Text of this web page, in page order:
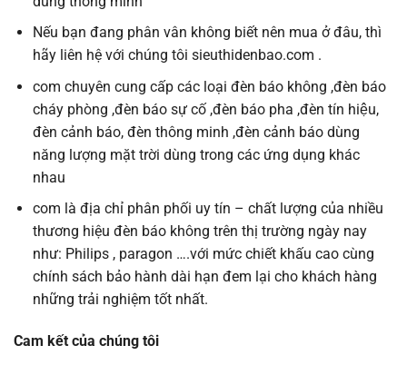
Nếu bạn đang phân vân không biết nên mua ở đâu, thì
hãy liên hệ với chúng tôi sieuthidenbao.com .
com chuyên cung cấp các loại đèn báo không ,đèn báo
cháy phòng ,đèn báo sự cố ,đèn báo pha ,đèn tín hiệu,
đèn cảnh báo, đèn thông minh ,đèn cảnh báo dùng
năng lượng mặt trời dùng trong các ứng dụng khác
nhau
com là địa chỉ phân phối uy tín – chất lượng của nhiều
thương hiệu đèn báo không trên thị trường ngày nay
như: Philips , paragon ….với mức chiết khấu cao cùng
chính sách bảo hành dài hạn đem lại cho khách hàng
những trải nghiệm tốt nhất.
Cam kết của chúng tôi